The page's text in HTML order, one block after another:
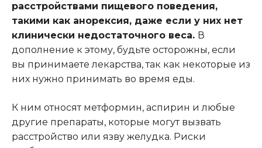
расстройствами пищевого поведения,
такими как анорексия, даже если у них нет
клинически недостаточного веса. В
дополнение к этому, будьте осторожны, если
вы принимаете лекарства, так как некоторые из
них нужно принимать во время еды.
К ним относят метформин, аспирин и любые
другие препараты, которые могут вызвать
расстройство или язву желудка. Риски